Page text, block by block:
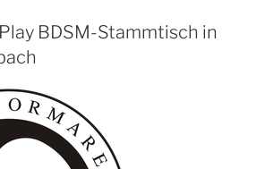
BDSM-Stammtisch in